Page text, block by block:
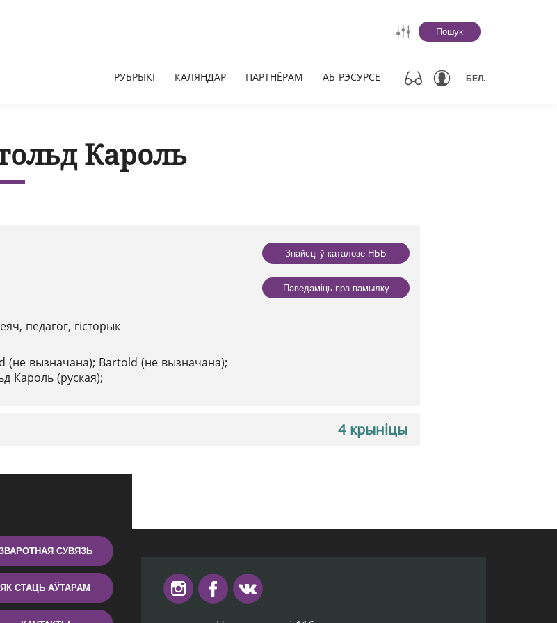
Пошук
РУБРЫКІ КАЛЯНДАР ПАРТНЁРАМ АБ РЭСУРСЕ БЕЛ.
Кароль
педагог, гісторык
(не вызначана); Bartold (не вызначана);
Кароль (руская);
Знайсці ў каталозе НББ
Паведаміць пра памылку
4 крыніцы
СУВЯЗЬ
ЯК СТАЦЬ АЎТАРАМ